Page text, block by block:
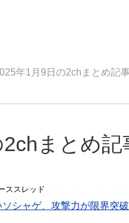
年1月9日の2chまとめ記
まとめ記
ススレッド
シャゲ、攻撃力が限界突